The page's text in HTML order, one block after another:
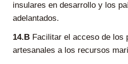
insulares en desarrollo y los
adelantados.
14.B Facilitar el acceso de los
artesanales a los recursos